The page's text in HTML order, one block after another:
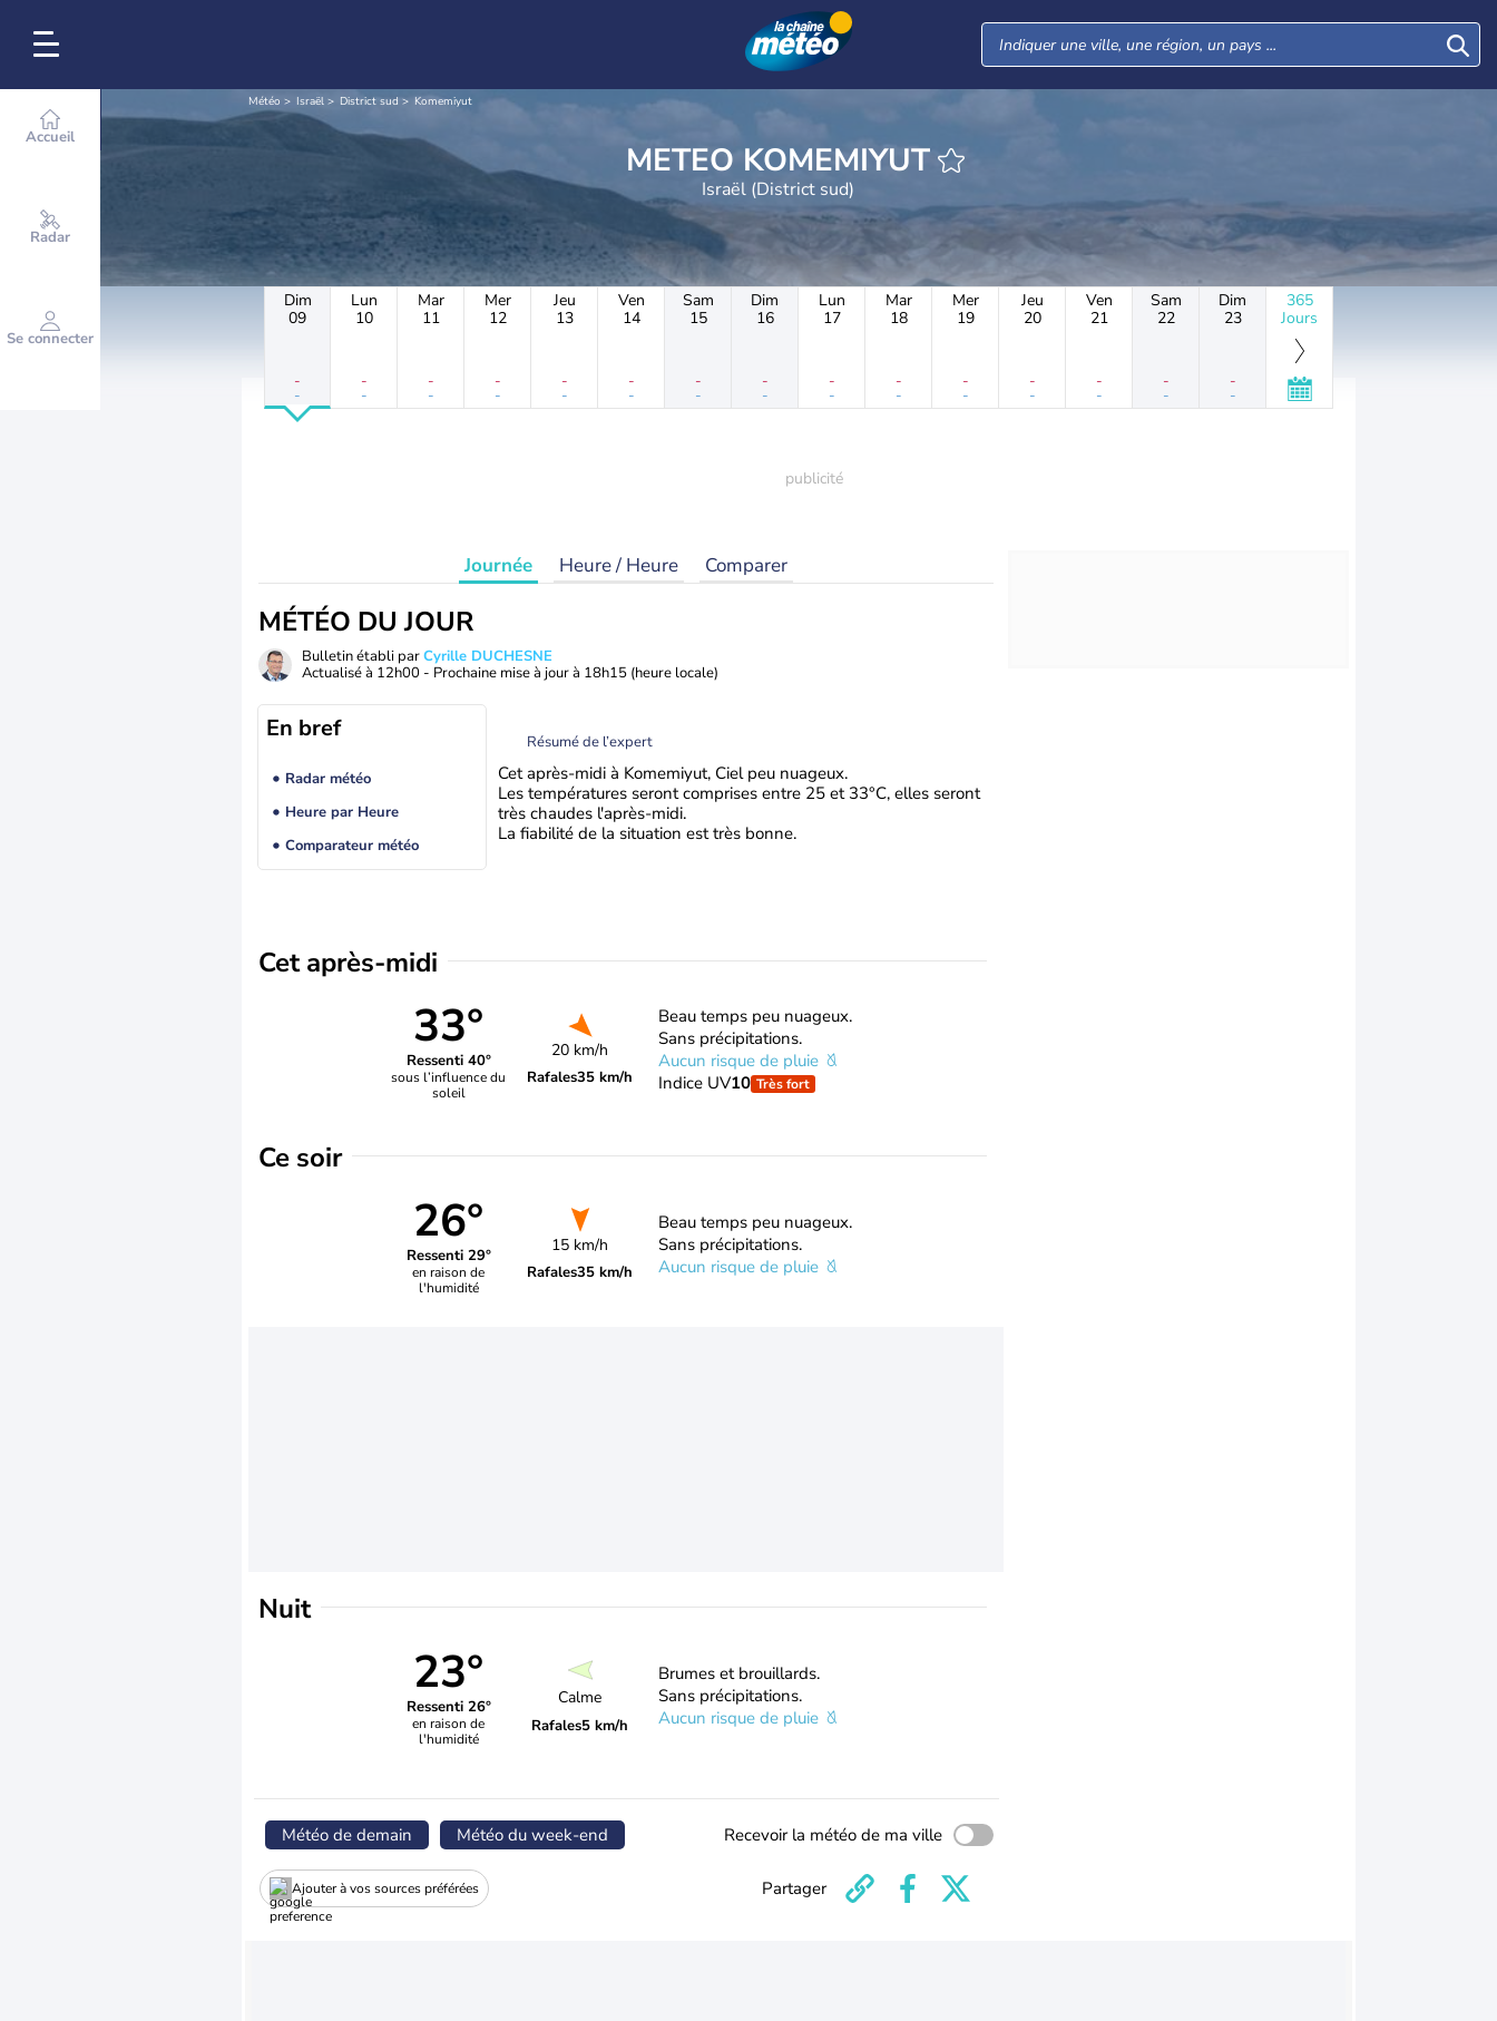
Accueil
Radar
Se connecter
Météo Israël District sud Komemiyut
METEO KOMEMIYUT
Israël (District sud)
Dim
09
-
-
Lun
10
-
-
Mar
11
-
-
Mer
12
-
-
Jeu
13
-
-
Ven
14
-
-
Sam
15
-
-
Dim
16
-
-
Lun
17
-
-
Mar
18
-
-
Mer
19
-
-
Jeu
20
-
-
Ven
21
-
-
Sam
22
-
-
Dim
23
-
-
365
Jours
Journée Heure / Heure Comparer
MÉTÉO DU JOUR
Bulletin établi parCyrille DUCHESNE
Actualisé à 12h00 - Prochaine mise à jour à 18h15 (heure locale)
En bref
Radar météo
Heure par Heure
Comparateur météo
Résumé de l’expert
Cet après-midi à Komemiyut, Ciel peu nuageux.
Les températures seront comprises entre 25 et 33°C, elles seront
très chaudes l'après-midi.
La fiabilité de la situation est très bonne.
Cet après-midi
33°
Ressenti 40°
sous l’influence du
soleil
20 km/h
Rafales35 km/h
Beau temps peu nuageux.
Sans précipitations.
Aucun risque de pluie
Indice UV10 Très fort
Ce soir
26°
Ressenti 29°
en raison de
l'humidité
15 km/h
Rafales35 km/h
Beau temps peu nuageux.
Sans précipitations.
Aucun risque de pluie
Nuit
23°
Ressenti 26°
en raison de
l'humidité
Calme
Rafales5 km/h
Brumes et brouillards.
Sans précipitations.
Aucun risque de pluie
Météo de demain Météo du week-end Recevoir la météo de ma ville
Ajouter à vos sources préférées Partager